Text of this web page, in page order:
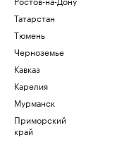
Татарстан
Тюмень
Черноземье
Кавказ
Карелия
Мурманск
Приморский
край